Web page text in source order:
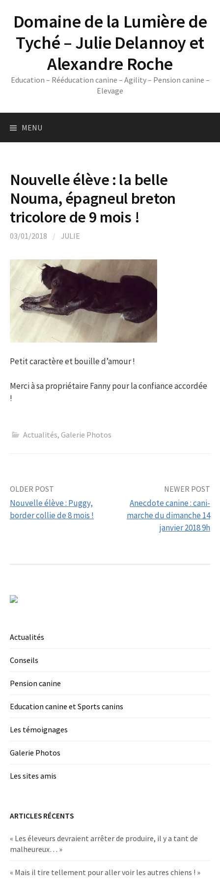
contentDomaine de la Lumière de
Tyché – Julie Delannoy et
Alexandre Roche
Education – Rééducation canine – Agility – Pension canine –
Elevage
MENU
Nouvelle élève : la belle
Nouma, épagneul breton
tricolore de 9 mois !
03/01/2018 / JULIE
Petit caractère et bouille d’amour !
Merci à sa propriétaire Fanny pour la confiance accordée
!
Actualités, Galerie Photos
Post
navigation
OLDER POST
Nouvelle élève : Puggy,
border collie de 8 mois !
NEWER POST
Anecdote canine : cani-
marche du dimanche 14
janvier 2018 9h
Actualités
Conseils
Pension canine
Education canine et Sports canins
Les témoignages
Galerie Photos
Les sites amis
ARTICLES RÉCENTS
« Les éleveurs devraient arrêter de produire, il y a tant de
malheureux… »
« Mais il tire tellement pour aller voir les autres chiens ! »